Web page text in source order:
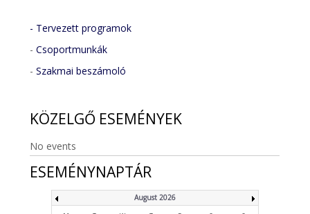
- Tervezett programok
-Csoportmunkák
-Szakmai beszámoló
KÖZELGŐ ESEMÉNYEK
No events
ESEMÉNYNAPTÁR
August 2026